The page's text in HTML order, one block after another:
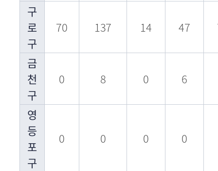
구
로
구
70 137 14 47
금
천
구
0 8 0 6
영
등
포
구
0 0 0 0